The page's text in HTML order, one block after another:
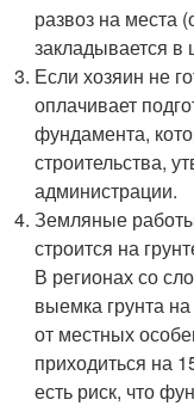
развоз на места
закладывается в
Если хозяин не
оплачивает
фундамента,
строительства,
администрации.
Земляные
строится на
В регионах со
выемка грунта
от местных
приходиться на
есть риск, что